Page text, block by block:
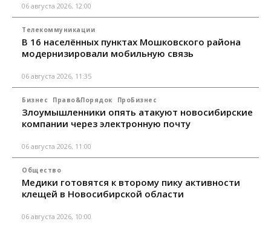
06 августа 2026, 12:00
Телекоммуникации
В 16 населённых пунктах Мошковского района
модернизировали мобильную связь
06 августа 2026, 11:35
Бизнес Право&Порядок ПроБизнес
Злоумышленники опять атакуют новосибирские
компании через электронную почту
06 августа 2026, 11:00
Общество
Медики готовятся к второму пику активности
клещей в Новосибирской области
06 августа 2026, 10:00